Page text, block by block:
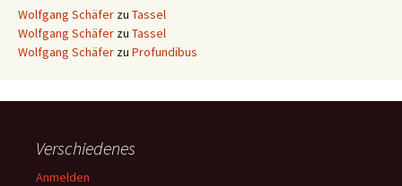
Wolfgang Schäfer zu Tassel
Wolfgang Schäfer zu Tassel
Wolfgang Schäfer zu Profundibus
Verschiedenes
Anmelden